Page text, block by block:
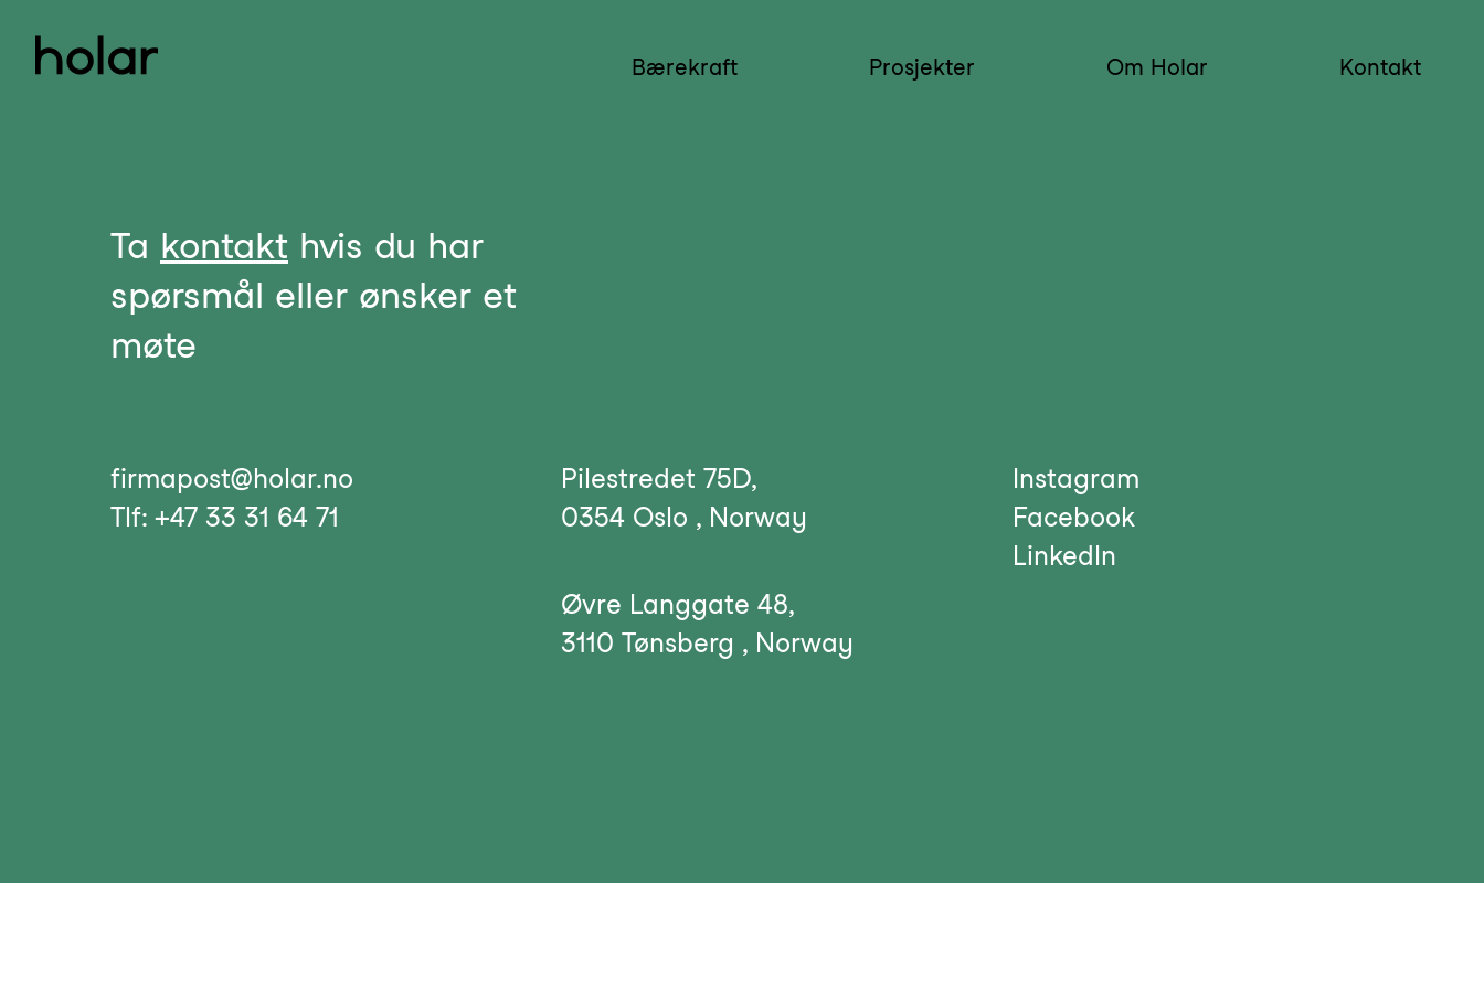
Bærekraft Prosjekter Om Holar Kontakt
Facebook
Ta kontakt hvis du har
spørsmål eller ønsker et
møte
firmapost@holar.no
Tlf: +47 33 31 64 71
Pilestredet 75D,
0354 Oslo , Norway
Øvre Langgate 48,
3110 Tønsberg , Norway
Instagram
Facebook
LinkedIn